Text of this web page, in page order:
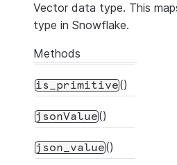
Vector data type. This
type in Snowflake.
Methods
is_primitive()
jsonValue()
json_value()